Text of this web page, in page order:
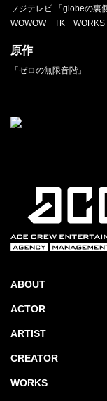
フジテレビ 「globeの裏
WOWOW TK WORKS
原作
「ゼロの無限音階」
ABOUT
ACTOR
ARTIST
CREATOR
WORKS